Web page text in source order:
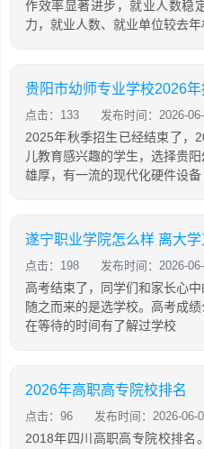
作效率显著进步，就业人数稳
力，就业人数、就业单位较去年
贵阳市幼师专业学校2026
点击：133 发布时间：2026-
2025年秋季招生已经结束了，
儿教育感兴趣的学生，选择贵
雄厚，有一流的现代化硬件设备
遂宁职业学院怎么样 离大
点击：198 发布时间：2026-
高考结束了，同学们和家长心中
随之而来的是选学校。高考成
在等待的时间有了解过学校
2026年高职高专院校排名
点击：96 发布时间：2026-06-
2018年四川高职高专院校排名